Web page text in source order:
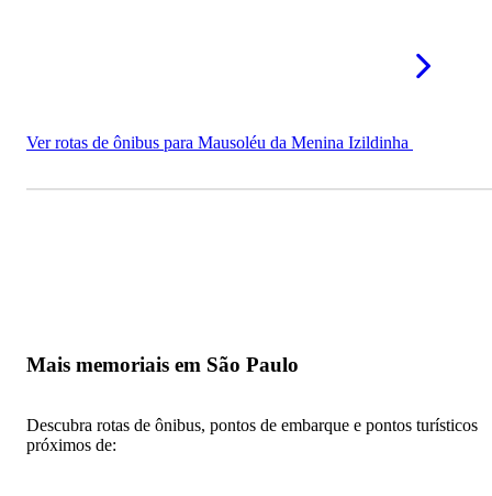
Ver rotas de ônibus para Mausoléu da Menina Izildinha
Mais memoriais em São Paulo
Descubra rotas de ônibus, pontos de embarque e pontos turísticos
próximos de: